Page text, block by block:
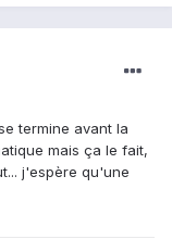
termine avant la
mais ça le fait,
j'espère qu'une